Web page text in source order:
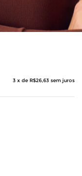
3 x de R$26,63 sem juros